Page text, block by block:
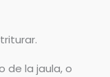
de la jaula, o